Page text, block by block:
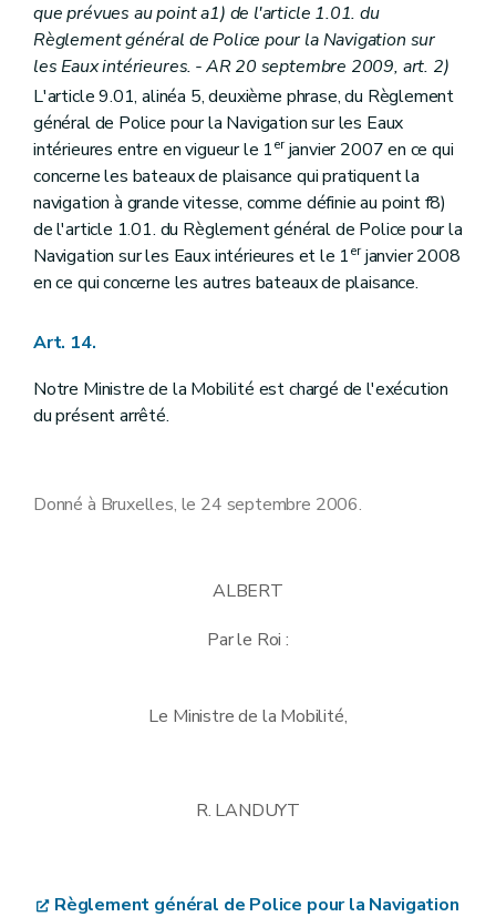
que prévues au point a1) de l'article 1.01. du
Règlement général de Police pour la Navigation sur
les Eaux intérieures. -AR 20 septembre 2009, art. 2)
L'article 9.01, alinéa 5, deuxième phrase, du Règlement
général de Police pour la Navigation sur les Eaux
intérieures entre en vigueur le 1erjanvier 2007 en ce qui
concerne les bateaux de plaisance qui pratiquent la
navigation à grande vitesse, comme définie au point f8)
de l'article 1.01. du Règlement général de Police pour la
Navigation sur les Eaux intérieures et le 1erjanvier 2008
en ce qui concerne les autres bateaux de plaisance.
Art. 14.
Notre Ministre de la Mobilité est chargé de l'exécution
du présent arrêté.
Donné à Bruxelles, le 24 septembre 2006.
ALBERT
Par le Roi :
Le Ministre de la Mobilité,
R. LANDUYT
Règlement général de Police pour la Navigation